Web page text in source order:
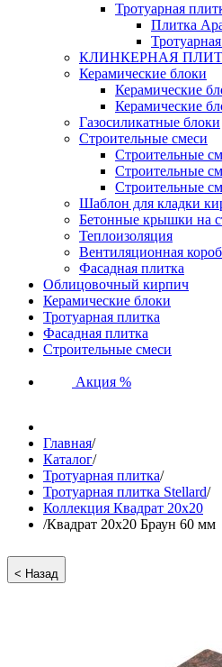
Тротуарная
Плитка
КЛИНКЕРНАЯ
Керамические блоки
Керамические
Керамические
Газосиликатные блоки
Строительные смеси
Строительные
Строительные
Строительные
Шаблон для кладки
Бетонные крышки на
Теплоизоляция
Вентиляционная
Фасадная плитка
Облицовочный кирпич
Керамические блоки
Тротуарная плитка
Фасадная плитка
Строительные смеси
Акция %
Главная/
Каталог/
Тротуарная плитка/
Тротуарная плитка Stellard/
Коллекция Квадрат 20х20
/Квадрат 20х20 Браун 60 мм